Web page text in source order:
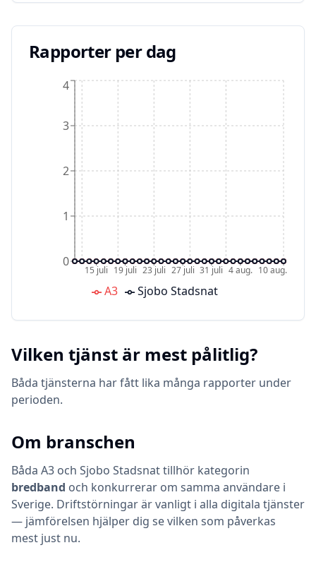
Rapporter per dag
15 juli 19 juli 23 juli 27 juli 31 juli 4 aug. 10 aug.
0
1
2
3
4
A3 Sjobo Stadsnat
Vilken tjänst är mest pålitlig?
Båda tjänsterna har fått lika många rapporter under
perioden.
Om branschen
Båda A3 och Sjobo Stadsnattillhör kategorin
bredband och konkurrerar om samma användare i
Sverige. Driftstörningar är vanligt i alla digitala tjänster
— jämförelsen hjälper dig se vilken som påverkas
mest just nu.